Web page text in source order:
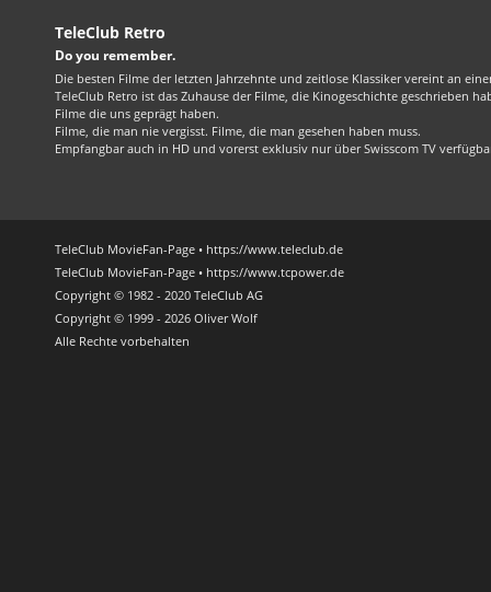
TeleClub Retro
Do you remember.
Die besten Filme der letzten Jahrzehnte und zeitlose Klassiker vereint an
TeleClub Retro ist das Zuhause der Filme, die Kinogeschichte geschrieben
Filme die uns geprägt haben.
Filme, die man nie vergisst. Filme, die man gesehen haben muss.
Empfangbar auch in HD und vorerst exklusiv nur über Swisscom TV
TeleClub MovieFan-Page • https://www.teleclub.de
TeleClub MovieFan-Page • https://www.tcpower.de
Copyright © 1982 - 2020 TeleClub AG
Copyright © 1999 - 2026 Oliver Wolf
Alle Rechte vorbehalten